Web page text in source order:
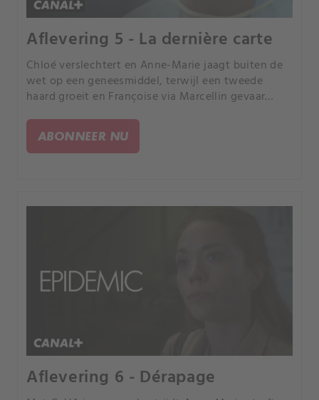
Aflevering 5 - La dernière carte
Chloé verslechtert en Anne-Marie jaagt buiten de
wet op een geneesmiddel, terwijl een tweede
haard groeit en Françoise via Marcellin gevaar
ABONNEER NU
Aflevering 6 - Dérapage